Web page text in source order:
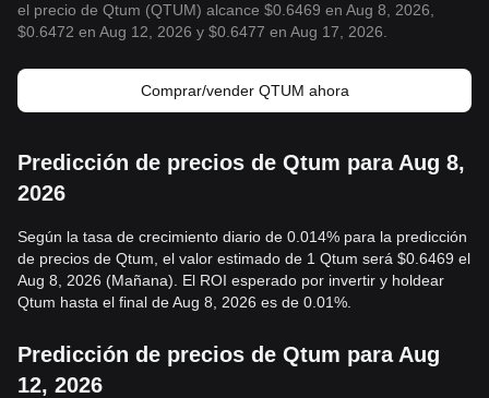
el precio de Qtum (QTUM) alcance $0.6469 en Aug 8, 2026,
$0.6472 en Aug 12, 2026 y $0.6477 en Aug 17, 2026.
Comprar/vender QTUM ahora
Predicción de precios de Qtum para Aug 8,
2026
Según la tasa de crecimiento diario de 0.014% para la predicción
de precios de Qtum, el valor estimado de 1 Qtum será $0.6469 el
Aug 8, 2026 (Mañana). El ROI esperado por invertir y holdear
Qtum hasta el final de Aug 8, 2026 es de 0.01%.
Predicción de precios de Qtum para Aug
12, 2026